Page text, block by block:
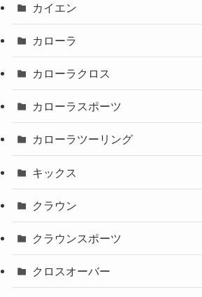
カイエン
カローラ
カローラクロス
カローラスポーツ
カローラツーリング
キックス
クラウン
クラウンスポーツ
クロスオーバー